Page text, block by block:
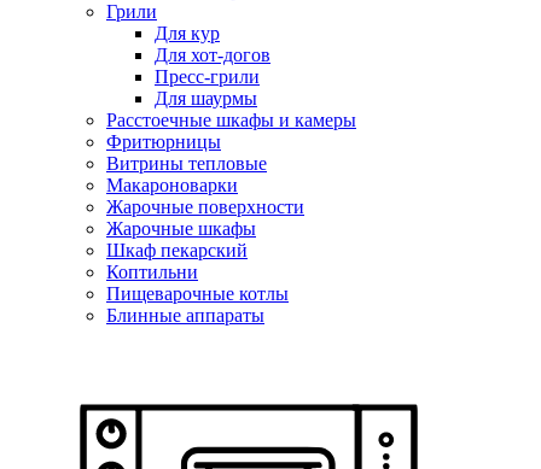
Грили
Для кур
Для хот-догов
Пресс-грили
Для шаурмы
Расстоечные шкафы и камеры
Фритюрницы
Витрины тепловые
Макароноварки
Жарочные поверхности
Жарочные шкафы
Шкаф пекарский
Коптильни
Пищеварочные котлы
Блинные аппараты